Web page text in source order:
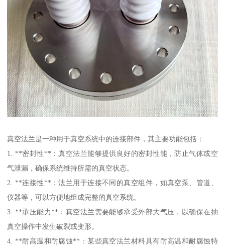
真空法兰是一种用于真空系统中的连接部件，其主要功能包括：
1. **密封性**：真空法兰能够提供良好的密封性能，防止气体或空
气泄漏，确保系统维持所需的真空状态。
2. **连接性**：法兰用于连接不同的真空组件，如真空泵、管道、
仪器等，可以方便地组成完整的真空系统。
3. **承压能力**：真空法兰需要能够承受外部大气压，以确保在抽
真空操作中发生破裂或变形。
4. **耐高温和耐腐蚀**：某些真空法兰材料具有耐高温和耐腐蚀特